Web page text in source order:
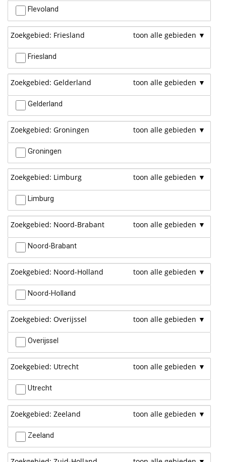
Flevoland
Zoekgebied: Friesland
Friesland
Zoekgebied: Gelderland
Gelderland
Zoekgebied: Groningen
Groningen
Zoekgebied: Limburg
Limburg
Zoekgebied: Noord-Brabant
Noord-Brabant
Zoekgebied: Noord-Holland
Noord-Holland
Zoekgebied: Overijssel
Overijssel
Zoekgebied: Utrecht
Utrecht
Zoekgebied: Zeeland
Zeeland